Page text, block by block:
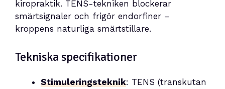
kiropraktik. TENS-tekniken blockerar
smärtsignaler och frigör endorfiner –
kroppens naturliga smärtstillare.
Tekniska specifikationer
Stimuleringsteknik: TENS (transkutan